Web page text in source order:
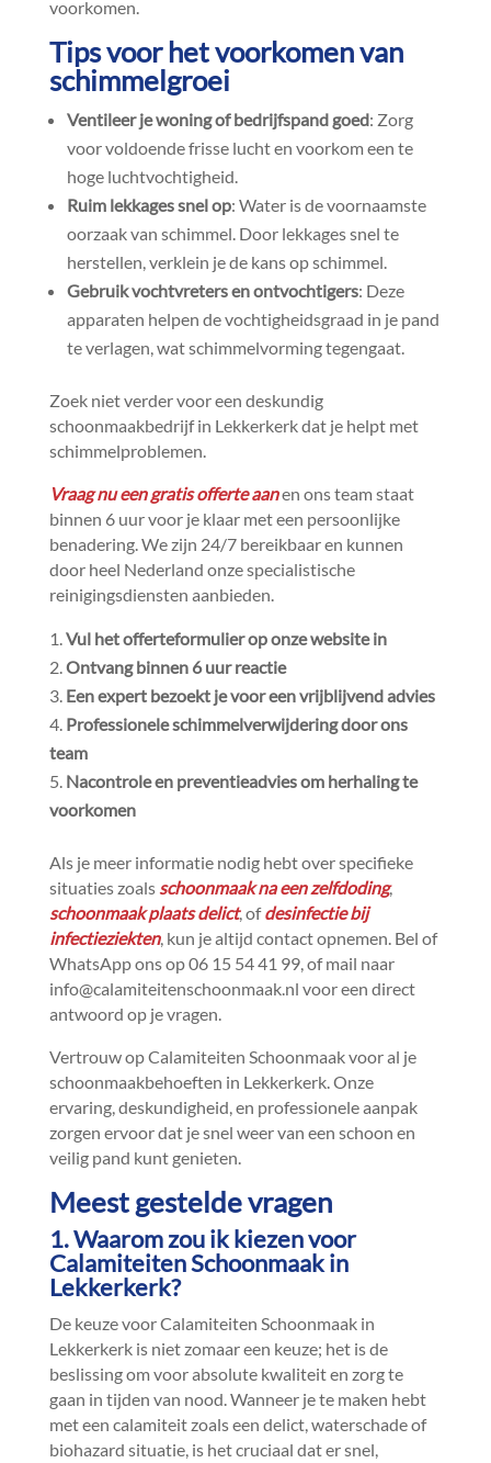
voorkomen.​
Tips voor het voorkomen van
schimmelgroei
Ventileer je woning of bedrijfspand goed: Zorg
voor voldoende frisse lucht en voorkom een te
hoge luchtvochtigheid.​
Ruim lekkages snel op: Water is de voornaamste
oorzaak van schimmel.​ Door lekkages snel te
herstellen, verklein je de kans op schimmel.​
Gebruik vochtvreters en ontvochtigers: Deze
apparaten helpen de vochtigheidsgraad in je pand
te verlagen, wat schimmelvorming tegengaat.​
Zoek niet verder voor een deskundig
schoonmaakbedrijf in Lekkerkerk dat je helpt met
schimmelproblemen.​
Vraag nu een gratis offerte aanen ons team staat
binnen 6 uur voor je klaar met een persoonlijke
benadering.​ We zijn 24/7 bereikbaar en kunnen
door heel Nederland onze specialistische
reinigingsdiensten aanbieden.​
Vul het offerteformulier op onze website in
Ontvang binnen 6 uur reactie
Een expert bezoekt je voor een vrijblijvend advies
Professionele schimmelverwijdering door ons
team
Nacontrole en preventieadvies om herhaling te
voorkomen
Als je meer informatie nodig hebt over specifieke
situaties zoalsschoonmaak na een zelfdoding,
schoonmaak plaats delict, ofdesinfectie bij
infectieziekten, kun je altijd contact opnemen.​ Bel of
WhatsApp ons op 06 15 54 41 99, of mail naar
info@calamiteitenschoonmaak.​nl voor een direct
antwoord op je vragen.​
Vertrouw op Calamiteiten Schoonmaak voor al je
schoonmaakbehoeften in Lekkerkerk.​ Onze
ervaring, deskundigheid, en professionele aanpak
zorgen ervoor dat je snel weer van een schoon en
veilig pand kunt genieten.​
Meest gestelde vragen
1.​ Waarom zou ik kiezen voor
Calamiteiten Schoonmaak in
Lekkerkerk?
De keuze voor Calamiteiten Schoonmaak in
Lekkerkerk is niet zomaar een keuze; het is de
beslissing om voor absolute kwaliteit en zorg te
gaan in tijden van nood.​ Wanneer je te maken hebt
met een calamiteit zoals een delict, waterschade of
biohazard situatie, is het cruciaal dat er snel,